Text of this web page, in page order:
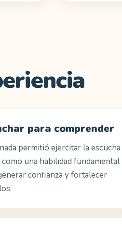
para comprender
permitió ejercitar la escucha
como una habilidad fundamental
confianza y fortalecer